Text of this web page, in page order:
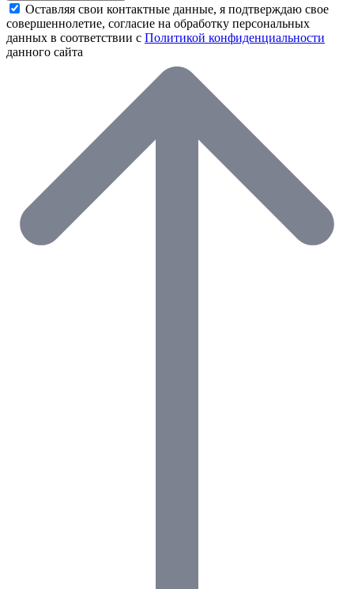
Оставляя свои контактные данные, я подтверждаю свое
совершеннолетие, согласие на обработку персональных
данных в соответствии с Политикой конфиденциальности
данного сайта